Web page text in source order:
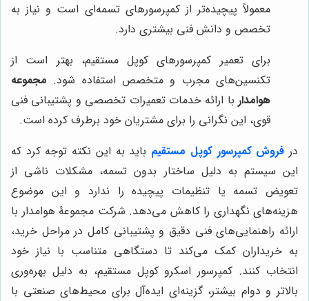
معمولاً پیچیده‌تر از کمپرسورهای تسمه‌ای است و نیاز به
تخصص و دانش فنی بیشتری دارد.
برای تعمیر کمپرسورهای کوپل مستقیم، بهتر است از
تکنسین‌های مجرب و متخصص استفاده شود. مجموعه
هوامدار با ارائه خدمات تعمیرات تخصصی و پشتیبانی فنی
قوی، این نگرانی را برای مشتریان خود برطرف کرده است.
در فروش کمپرسور کوپل مستقیم باید به این نکته توجه کرد که
این سیستم به دلیل ساختار بدون تسمه، مشکلات ناشی از
تعویض تسمه یا تنظیمات پیچیده را ندارد و این موضوع
هزینه‌های نگهداری را کاهش می‌دهد. شرکت مجموعۀ هوامدار با
ارائه راهنمایی‌های فنی دقیق و پشتیبانی کامل در مراحل خرید،
به خریداران کمک می‌کند تا دستگاهی متناسب با نیاز خود
انتخاب کنند. کمپرسور اسکرو کوپل مستقیم، به دلیل بهره‌وری
بالاتر و دوام بیشتر، گزینه‌ای ایده‌آل برای محیط‌های صنعتی با